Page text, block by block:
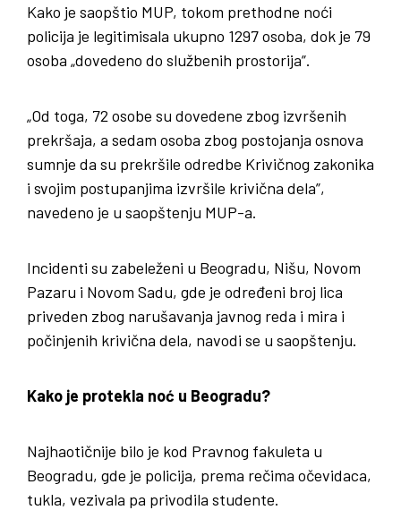
Kako je saopštio MUP, tokom prethodne noći
policija je legitimisala ukupno 1297 osoba, dok je 79
osoba „dovedeno do službenih prostorija”.
„Od toga, 72 osobe su dovedene zbog izvršenih
prekršaja, a sedam osoba zbog postojanja osnova
sumnje da su prekršile odredbe Krivičnog zakonika
i svojim postupanjima izvršile krivična dela”,
navedeno je u saopštenju MUP-a.
Incidenti su zabeleženi u Beogradu, Nišu, Novom
Pazaru i Novom Sadu, gde je određeni broj lica
priveden zbog narušavanja javnog reda i mira i
počinjenih krivična dela, navodi se u saopštenju.
Kako je protekla noć u Beogradu?
Najhaotičnije bilo je kod Pravnog fakuleta u
Beogradu, gde je policija, prema rečima očevidaca,
tukla, vezivala pa privodila studente.